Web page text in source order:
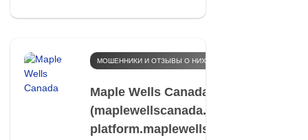
МОШЕННИКИ И ОТЗЫВЫ О НИХ
Maple Wells Canada
(maplewellscanada.trade,
platform.maplewellscanada.trade):